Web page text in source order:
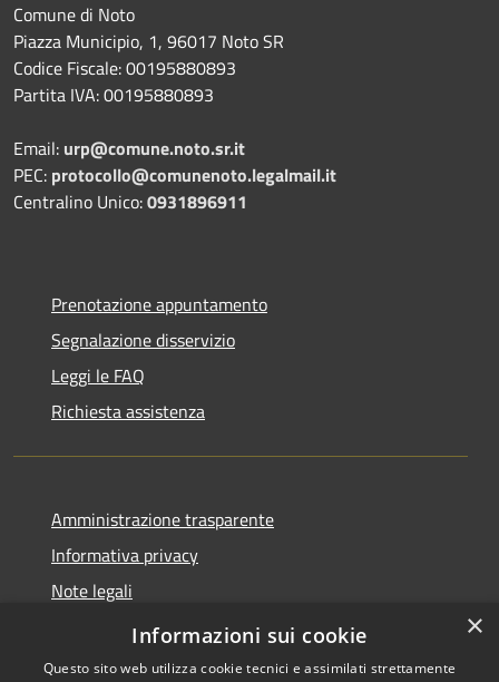
Comune di Noto
Piazza Municipio, 1, 96017 Noto SR
Codice Fiscale: 00195880893
Partita IVA: 00195880893
Email: urp@comune.noto.sr.it
PEC: protocollo@comunenoto.legalmail.it
Centralino Unico:0931896911
Prenotazione appuntamento
Segnalazione disservizio
Leggi le FAQ
Richiesta assistenza
Amministrazione trasparente
Informativa privacy
Note legali
Dichiarazione di accessibilità
×
Informazioni sui cookie
Questo sito web utilizza cookie tecnici e assimilati strettamente